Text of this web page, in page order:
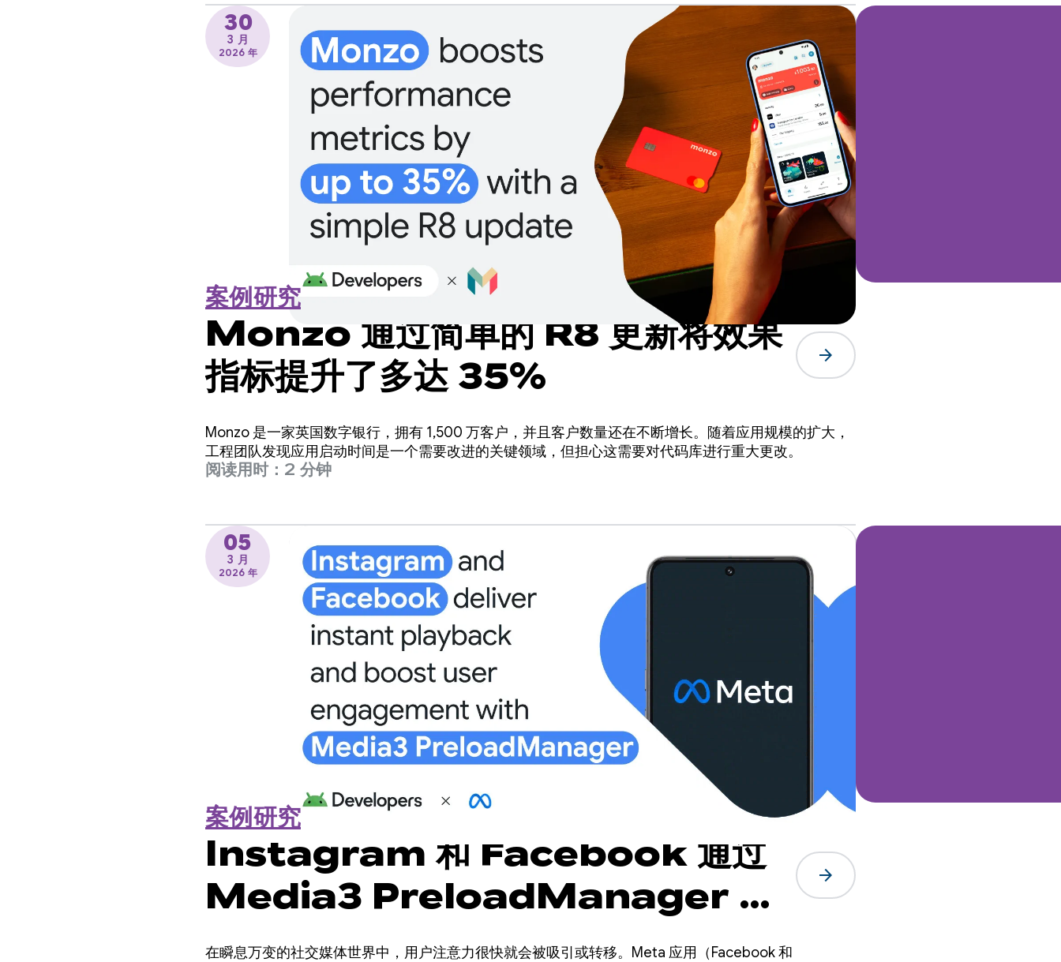
30
3 月
2026 年
案例研究
Monzo 通过简单的 R8 更新将效果
指标提升了多达 35%
arrow_forward
Monzo 是一家英国数字银行，拥有 1,500 万客户，并且客户数量还在不断增长。随着应用规模的扩大，
工程团队发现应用启动时间是一个需要改进的关键领域，但担心这需要对代码库进行重大更改。
阅读用时：2 分钟
05
3 月
2026 年
案例研究
Instagram 和 Facebook 通过
Media3 PreloadManager 实
现即时播放并提高用户互动度
arrow_forward
在瞬息万变的社交媒体世界中，用户注意力很快就会被吸引或转移。Meta 应用（Facebook 和